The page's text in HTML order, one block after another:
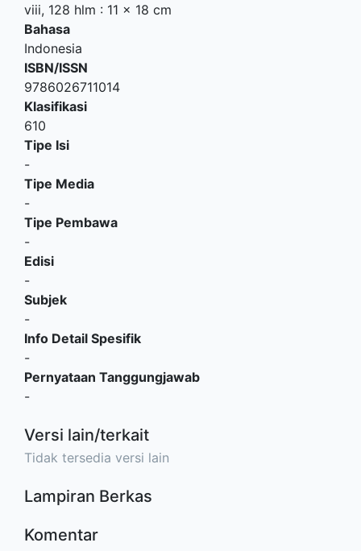
viii, 128 hlm : 11 x 18 cm
Bahasa
Indonesia
ISBN/ISSN
9786026711014
Klasifikasi
610
Tipe Isi
-
Tipe Media
-
Tipe Pembawa
-
Edisi
-
Subjek
-
Info Detail Spesifik
-
Pernyataan Tanggungjawab
-
Versi lain/terkait
Tidak tersedia versi lain
Lampiran Berkas
Komentar